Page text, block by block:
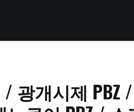
광개시제 PBZ